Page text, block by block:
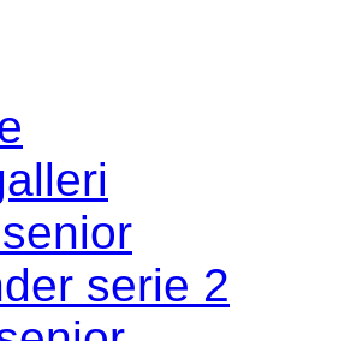
serie 2